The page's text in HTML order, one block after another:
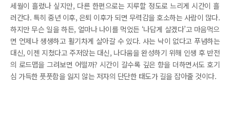
세월이 흘렀나 싶지만, 다른 한편으로는 지루할 정도로 느리게 시간이 흘
러간다. 특히 중년 이후, 은퇴 이후가 되면 무력감을 호소하는 사람이 많다.
하지만 무슨 일을 하든, 얼마나 나이를 먹었든 ‘나답게 살겠다’고 마음먹으
면 언제나 생생하고 활기차게 살아갈 수 있다. 사는 낙이 없다고 푸념하는
대신, 이젠 지쳤다고 주저앉는 대신, 나다움을 완성하기 위해 인생 후 반전
의 로드맵을 그려보면 어떨까? 시간이 갈수록 깊은 향을 더하면서도 호기
심 가득한 풋풋함을 잃지 않는 저자의 단단한 태도가 길을 잡아줄 것이다.